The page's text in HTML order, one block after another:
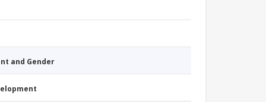
and Gender